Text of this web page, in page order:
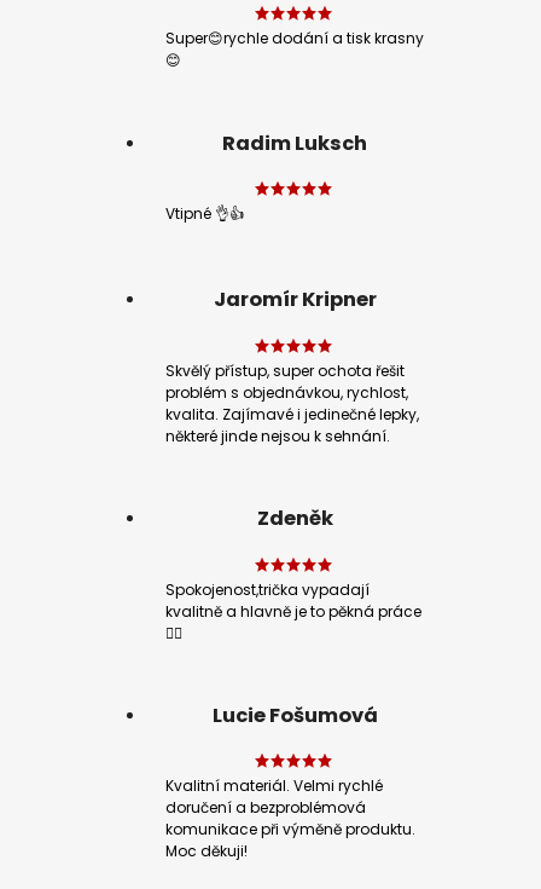
Super😊rychle dodání a tisk krasny
😊
Radim Luksch
Vtipné 👌👍
Jaromír Kripner
Skvělý přístup, super ochota řešit
problém s objednávkou, rychlost,
kvalita. Zajímavé i jedinečné lepky,
některé jinde nejsou k sehnání.
Zdeněk
Spokojenost,trička vypadají
kvalitně a hlavně je to pěkná práce
👍🏻
Lucie Fošumová
Kvalitní materiál. Velmi rychlé
doručení a bezproblémová
komunikace při výměně produktu.
Moc děkuji!